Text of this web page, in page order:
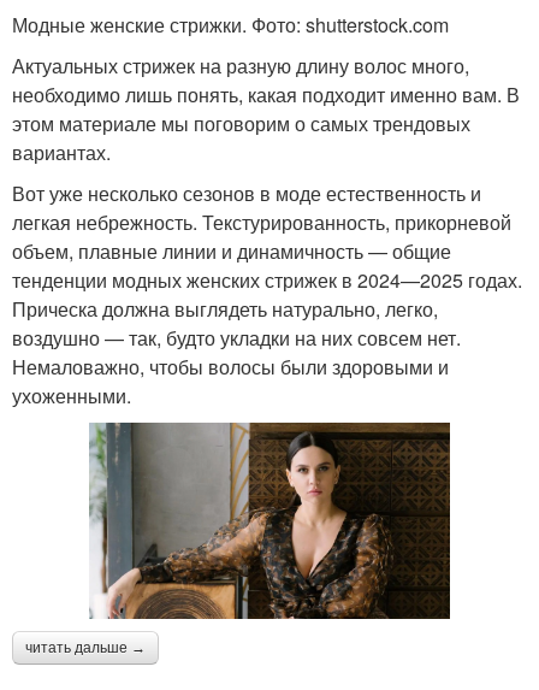
Модные женские стрижки. Фото: shutterstock.com
Актуальных стрижек на разную длину волос много,
необходимо лишь понять, какая подходит именно вам. В
этом материале мы поговорим о самых трендовых
вариантах.
Вот уже несколько сезонов в моде естественность и
легкая небрежность. Текстурированность, прикорневой
объем, плавные линии и динамичность — общие
тенденции модных женских стрижек в 2024—2025 годах.
Прическа должна выглядеть натурально, легко,
воздушно — так, будто укладки на них совсем нет.
Немаловажно, чтобы волосы были здоровыми и
ухоженными.
читать дальше →